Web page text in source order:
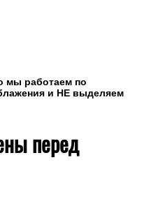
мы работаем по
и НЕ выделяем
перед